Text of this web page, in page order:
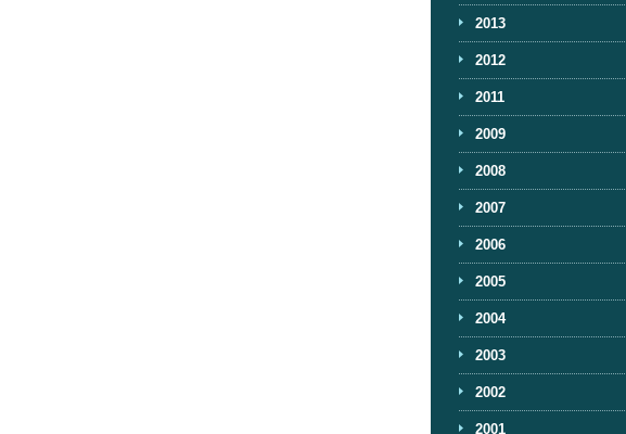
2013
2012
2011
2009
2008
2007
2006
2005
2004
2003
2002
2001